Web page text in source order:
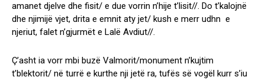
amanet djelve dhe fisit/ e due vorrin n’hije t’lisit//. Do t’kalojnë
dhe njimijë vjet, drita e emnit aty jet/ kush e merr udhn e
njeriut, falet n’gjurmët e Lalë Avdiut//.
Ç’asht ia vorr mbi buzë Valmorit/monument n’kujtim
t’blektorit/ në turrë e kurthe nji jetë ra, tufës së vogël kurr s’iu